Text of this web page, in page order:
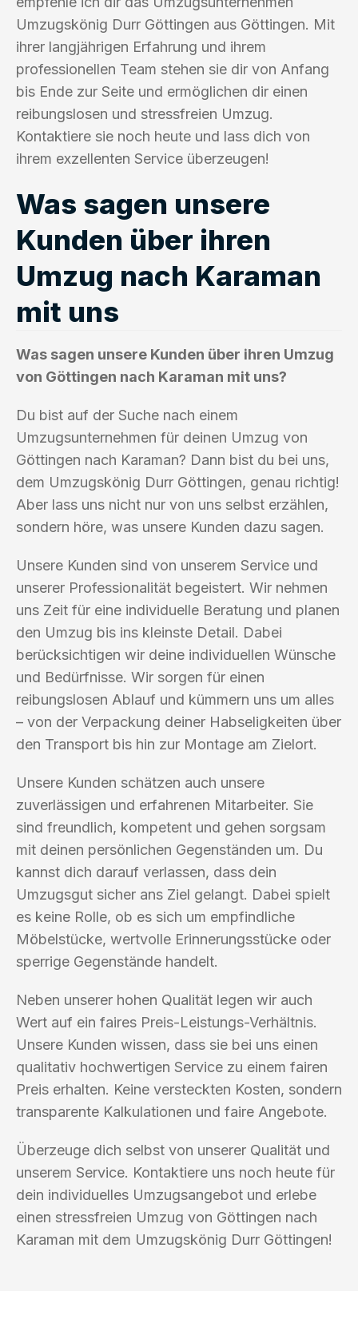
Umzugskönig Durr Göttingen aus Göttingen. Mit
ihrer langjährigen Erfahrung und ihrem
professionellen Team stehen sie dir von Anfang
bis Ende zur Seite und ermöglichen dir einen
reibungslosen und stressfreien Umzug.
Kontaktiere sie noch heute und lass dich von
ihrem exzellenten Service überzeugen!
Was sagen unsere
Kunden über ihren
Umzug nach Karaman
mit uns
Was sagen unsere Kunden über ihren Umzug
von Göttingen nach Karaman mit uns?
Du bist auf der Suche nach einem
Umzugsunternehmen für deinen Umzug von
Göttingen nach Karaman? Dann bist du bei uns,
dem Umzugskönig Durr Göttingen, genau richtig!
Aber lass uns nicht nur von uns selbst erzählen,
sondern höre, was unsere Kunden dazu sagen.
Unsere Kunden sind von unserem Service und
unserer Professionalität begeistert. Wir nehmen
uns Zeit für eine individuelle Beratung und planen
den Umzug bis ins kleinste Detail. Dabei
berücksichtigen wir deine individuellen Wünsche
und Bedürfnisse. Wir sorgen für einen
reibungslosen Ablauf und kümmern uns um alles
– von der Verpackung deiner Habseligkeiten über
den Transport bis hin zur Montage am Zielort.
Unsere Kunden schätzen auch unsere
zuverlässigen und erfahrenen Mitarbeiter. Sie
sind freundlich, kompetent und gehen sorgsam
mit deinen persönlichen Gegenständen um. Du
kannst dich darauf verlassen, dass dein
Umzugsgut sicher ans Ziel gelangt. Dabei spielt
es keine Rolle, ob es sich um empfindliche
Möbelstücke, wertvolle Erinnerungsstücke oder
sperrige Gegenstände handelt.
Neben unserer hohen Qualität legen wir auch
Wert auf ein faires Preis-Leistungs-Verhältnis.
Unsere Kunden wissen, dass sie bei uns einen
qualitativ hochwertigen Service zu einem fairen
Preis erhalten. Keine versteckten Kosten, sondern
transparente Kalkulationen und faire Angebote.
Überzeuge dich selbst von unserer Qualität und
unserem Service. Kontaktiere uns noch heute für
dein individuelles Umzugsangebot und erlebe
einen stressfreien Umzug von Göttingen nach
Karaman mit dem Umzugskönig Durr Göttingen!